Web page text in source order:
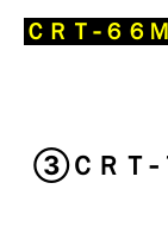
ＣＲＴ‐６６
③ＣＲＴ‐